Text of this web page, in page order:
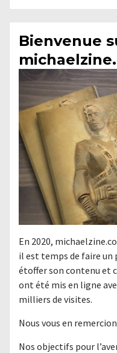
Bienvenue
En 2020,
il est temps de faire un
étoffer son contenu et
ont été mis en ligne
milliers de visites.
Nous vous en
Nos objectifs pour